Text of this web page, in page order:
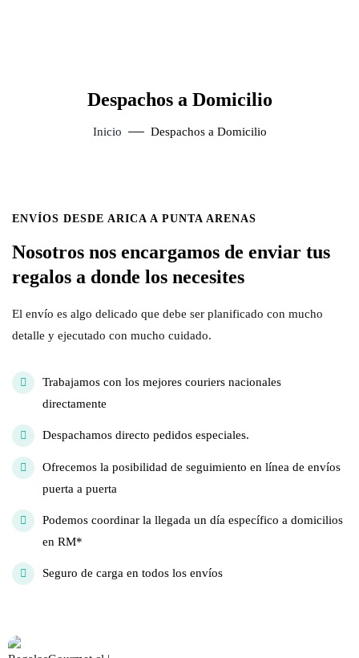
Despachos a Domicilio
Inicio Despachos a Domicilio
ENVÍOS DESDE ARICA A PUNTA ARENAS
Nosotros nos encargamos de enviar tus
regalos a donde los necesites
El envío es algo delicado que debe ser planificado con mucho
detalle y ejecutado con mucho cuidado.
Trabajamos con los mejores couriers nacionales
directamente
Despachamos directo pedidos especiales.
Ofrecemos la posibilidad de seguimiento en línea de envíos
puerta a puerta
Podemos coordinar la llegada un día específico a domicilios
en RM*
Seguro de carga en todos los envíos